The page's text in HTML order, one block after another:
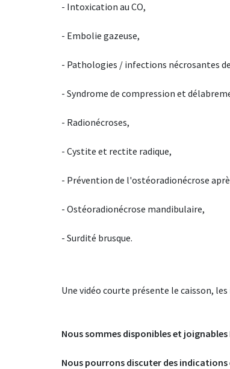
- Intoxication au CO,
- Embolie gazeuse,
- Pathologies / infections nécrosantes
- Syndrome de compression et
- Radionécroses,
- Cystite et rectite radique,
- Prévention de l'ostéoradionécrose
- Ostéoradionécrose mandibulaire,
- Surdité brusque.
Une vidéo courte présente le caisson,
Nous sommes disponibles et
Nous pourrons discuter des